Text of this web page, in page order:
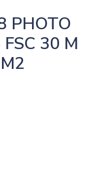
PHOTO
FSC 30 M